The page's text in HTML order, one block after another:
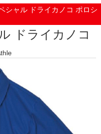
シャル ドライカノコ ポロシ
ドライカノコ